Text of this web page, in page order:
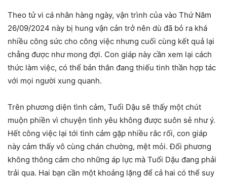
Theo tử vi cá nhân hàng ngày, vận trình của vào Thứ Năm
26/09/2024 này bị hung vận cản trở nên dù đã bỏ ra khá
nhiều công sức cho công việc nhưng cuối cùng kết quả lại
chẳng được như mong đợi. Con giáp này cần xem lại cách
thức làm việc, có thể bản thân đang thiếu tinh thần hợp tác
với mọi người xung quanh.
Trên phương diện tình cảm, Tuổi Dậu sẽ thấy một chút
muộn phiền vì chuyện tình yêu không được suôn sẻ như ý.
Hết công việc lại tới tình cảm gặp nhiều rắc rối, con giáp
này cảm thấy vô cùng chán chường, mệt mỏi. Đối phương
không thông cảm cho những áp lực mà Tuổi Dậu đang phải
trải qua. Hai bạn cần một khoảng lặng để cả hai có thể suy